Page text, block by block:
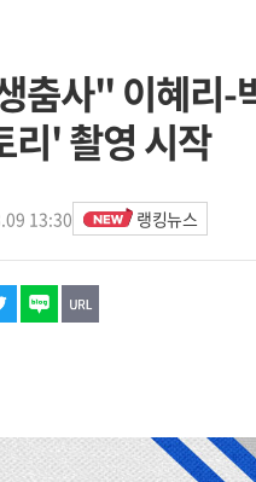
춤사" 이혜리-
리' 촬영 시작
13:30 랭킹뉴스